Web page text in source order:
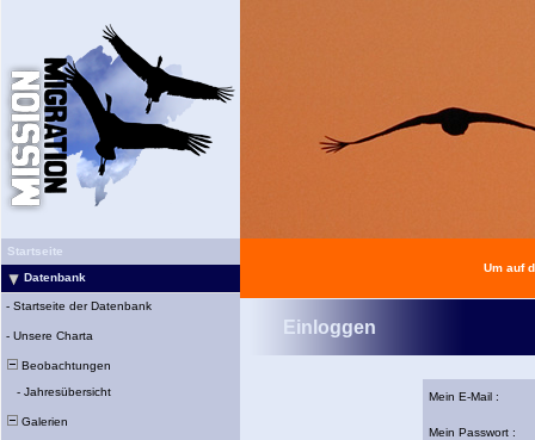
Startseite
Datenbank
- Startseite der Datenbank
- Unsere Charta
Beobachtungen
- Jahresübersicht
Galerien
Um auf
Einloggen
Mein E-Mail :
Mein Passwort :